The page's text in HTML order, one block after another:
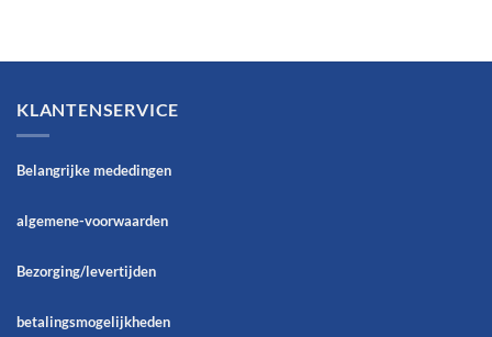
KLANTENSERVICE
Belangrijke mededingen
algemene-voorwaarden
Bezorging/levertijden
betalingsmogelijkheden